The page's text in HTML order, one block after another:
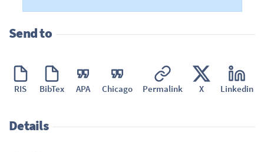
Send to
RIS BibTex APA Chicago Permalink X Linkedin
Details